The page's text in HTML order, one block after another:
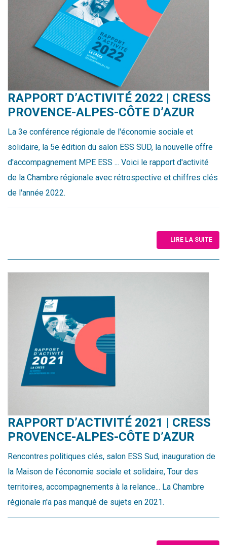
RAPPORT D’ACTIVITÉ 2022 | CRESS
PROVENCE-ALPES-CÔTE D’AZUR
La 3e conférence régionale de l'économie sociale et
solidaire, la 5e édition du salon ESS SUD, la nouvelle offre
d'accompagnement MPE ESS ... Voici le rapport d'activité
de la Chambre régionale avec rétrospective et chiffres clés
de l'année 2022.
LIRE LA SUITE
RAPPORT D’ACTIVITÉ 2021 | CRESS
PROVENCE-ALPES-CÔTE D’AZUR
Rencontres politiques clés, salon ESS Sud, inauguration de
la Maison de l’économie sociale et solidaire, Tour des
territoires, accompagnements à la relance... La Chambre
régionale n'a pas manqué de sujets en 2021.